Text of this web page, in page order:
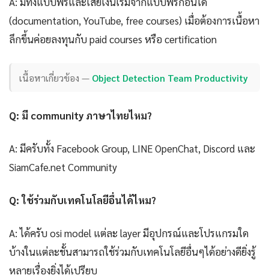
(documentation, YouTube, free courses) เมื่อต้องการเนื้อหา
ลึกขึ้นค่อยลงทุนกับ paid courses หรือ certification
เนื้อหาเกี่ยวข้อง — Object Detection Team Productivity
Q: มี community ภาษาไทยไหม?
A: มีครับทั้ง Facebook Group, LINE OpenChat, Discord และ
SiamCafe.net Community
Q: ใช้ร่วมกับเทคโนโลยีอื่นได้ไหม?
A: ได้ครับ osi model แต่ละ layer มีอุปกรณ์และโปรแกรมใด
บ้างในแต่ละชั้นสามารถใช้ร่วมกับเทคโนโลยีอื่นๆได้อย่างดียิ่งรู้
หลายเรื่องยิ่งได้เปรียบ